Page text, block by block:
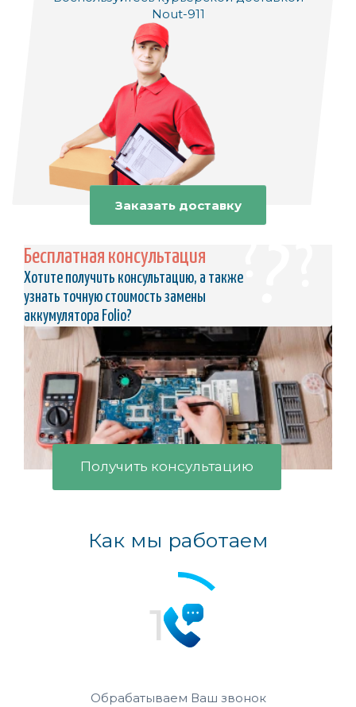
Nout-911
Заказать доставку
Бесплатная консультация
Хотите получить консультацию, а также
узнать точную стоимость замены
аккумулятора Folio?
Получить консультацию
Как мы работаем
Обрабатываем Ваш звонок